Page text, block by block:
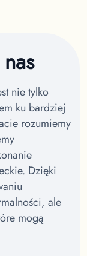
nie tylko
ku bardziej
rozumiemy
Dzięki
ale
mogą